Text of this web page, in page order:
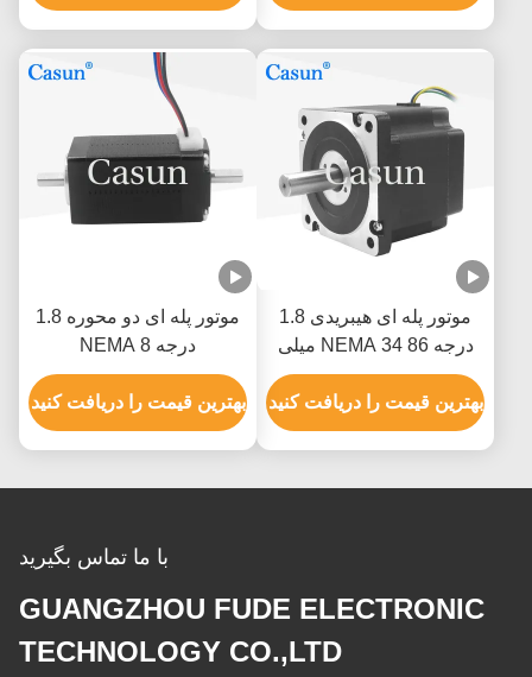
موتور پله ای هیبریدی 1.8
درجه NEMA 34 86 میلی
متری طول 5N.M کیت Cnc
موتور پله ای
بهترین قیمت را دریافت کنید
موتور پله ای دو محوره 1.8
درجه NEMA 8
20*20*38mm 40mN.M
ROHS
بهترین قیمت را دریافت کنید
با ما تماس بگیرید
GUANGZHOU FUDE ELECTRONIC
TECHNOLOGY CO.,LTD